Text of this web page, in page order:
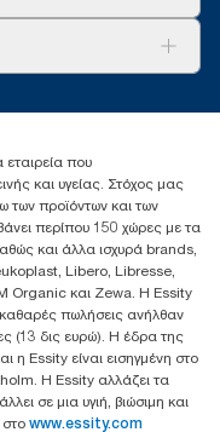
&2 Kalamatas
& Κύπρο)
που
και υγείας. Στόχος μας
των προϊόντων και των
περίπου 150 χώρες με τα
και άλλα ισχυρά brands,
Libero, Libresse,
Organic και Zewa. Η Essity
πωλήσεις ανήλθαν
(13 δις ευρώ). Η έδρα της
η Essity είναι εισηγμένη στο
Η Essity αλλάζει τα
σε μια υγιή, βιώσιμη και
www.essity.com